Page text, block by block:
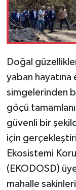
Doğal
yaban hayatına
simgelerinden
göçü
güvenli bir
için
Ekosistemi
(EKODOSD)
mahalle